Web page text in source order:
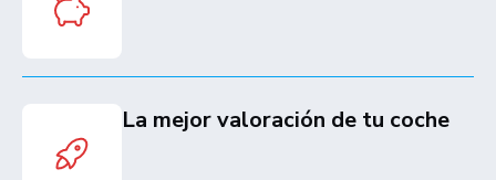
La mejor valoración de tu coche